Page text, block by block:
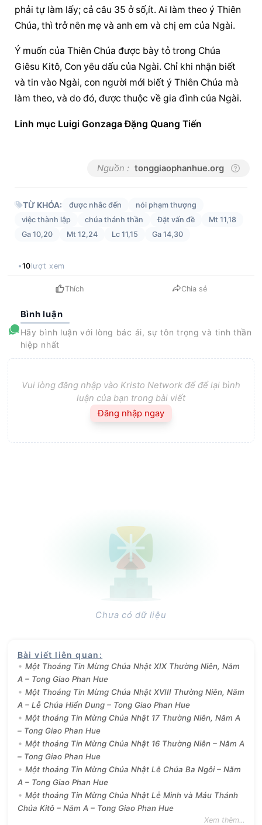
phải tự làm lấy; cả câu 35 ở số,ít. Ai làm theo ý Thiên
Chúa, thì trở nên mẹ và anh em và chị em của Ngài.
Ý muốn của Thiên Chúa được bày tỏ trong Chúa
Giêsu Kitô, Con yêu dấu của Ngài. Chỉ khi nhận biết
và tin vào Ngài, con người mới biết ý Thiên Chúa mà
làm theo, và do đó, được thuộc về gia đình của Ngài.
Linh mục Luigi Gonzaga Đặng Quang Tiến
Nguồn : tonggiaophanhue.org
TỪ KHÓA: được nhắc đến
nói phạm thượng
việc thành lập
chúa thánh thần Đặt vấn đề
Mt 11,18
Ga 10,20
Mt 12,24 Lc 11,15 Ga 14,30
10lượt xem
Thích Chia sẻ
Bình luận
Hãy bình luận với lòng bác ái, sự tôn trọng và tinh thần
hiệp nhất
Vui lòng đăng nhập vào Kristo Network để để lại bình
luận của bạn trong bài viết
Đăng nhập ngay
Chưa có dữ liệu
Bài viết liên quan :
Một Thoáng Tin Mừng Chúa Nhật XIX Thường Niên, Năm
A – Tong Giao Phan Hue
Một Thoáng Tin Mừng Chúa Nhật XVIII Thường Niên, Năm
A – Lễ Chúa Hiển Dung – Tong Giao Phan Hue
Một thoáng Tin Mừng Chúa Nhật 17 Thường Niên, Năm A
– Tong Giao Phan Hue
Một thoáng Tin Mừng Chúa Nhật 16 Thường Niên – Năm A
– Tong Giao Phan Hue
Một thoáng Tin Mừng Chúa Nhật Lễ Chúa Ba Ngôi – Năm
A – Tong Giao Phan Hue
Một thoáng Tin Mừng Chúa Nhật Lễ Mình và Máu Thánh
Chúa Kitô – Năm A – Tong Giao Phan Hue
Xem thêm...